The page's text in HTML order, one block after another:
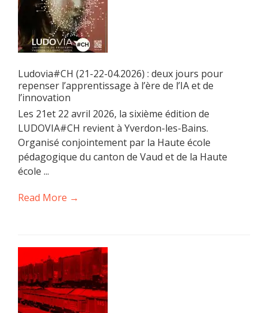
Ludovia#CH (21-22-04.2026) : deux jours pour
repenser l’apprentissage à l’ère de l’IA et de
l’innovation
Les 21et 22 avril 2026, la sixième édition de
LUDOVIA#CH revient à Yverdon-les-Bains.
Organisé conjointement par la Haute école
pédagogique du canton de Vaud et de la Haute
école ...
Read More →